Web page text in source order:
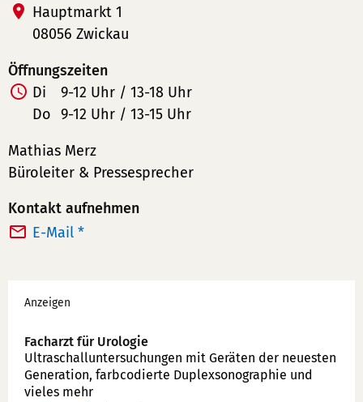
Hauptmarkt 1
08056 Zwickau
Öffnungszeiten
Di
9-12 Uhr / 13-18 Uhr
Do 9-12 Uhr / 13-15 Uhr
Mathias Merz
Büroleiter & Pressesprecher
Kontakt aufnehmen
E-Mail *
Werbung
Anzeigen
Facharzt für Urologie
Ultraschallunter­suchungen mit Geräten der neuesten
Generation, farbcodierte Duplex­sonographie und
vieles mehr